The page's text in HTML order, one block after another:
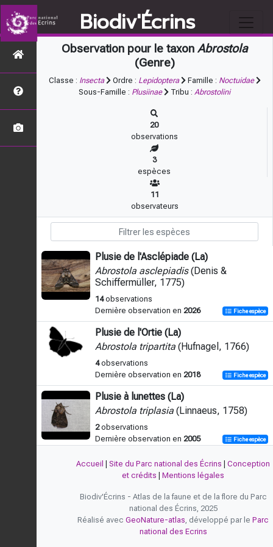
Biodiv'Écrins
Observation pour le taxon Abrostola
(Genre)
Classe : Insecta Ordre : Lepidoptera Famille : Noctuidae
Sous-Famille : Plusiinae Tribu : Abrostolini
20
observations
3
espèces
11
observateurs
Plusie de l'Asclépiade (La)
Abrostola asclepiadis(Denis &
Schiffermüller, 1775)
14observations
Dernière observation en 2026 Fiche espèce
Plusie de l'Ortie (La)
Abrostola tripartita (Hufnagel, 1766)
4observations
Dernière observation en 2018 Fiche espèce
Plusie à lunettes (La)
Abrostola triplasia (Linnaeus, 1758)
2observations
Dernière observation en 2005 Fiche espèce
Accueil Site du Parc national des Écrins
Conception
et crédits
Mentions légales
Biodiv'Écrins - Atlas de la faune et de la flore du Parc
national des Écrins, 2025
Réalisé avec GeoNature-atlas, développé par le Parc
national des Ecrins